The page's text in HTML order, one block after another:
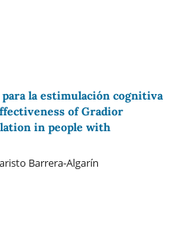
la estimulación cognitiva
of Gradior
in people with
Barrera-Algarín